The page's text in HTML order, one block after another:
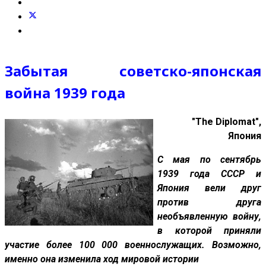
Забытая советско-японская
война 1939 года
"The Diplomat",
Япония
С мая по сентябрь
1939 года СССР и
Япония вели друг
против друга
необъявленную войну,
в которой приняли
участие более 100 000 военнослужащих. Возможно,
именно она изменила ход мировой истории